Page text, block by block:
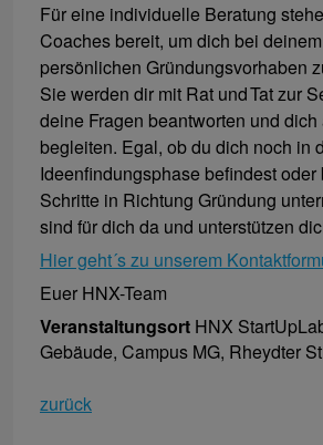
Für eine individuelle Beratung
Coaches bereit, um dich bei
persönlichen Gründungsvorhaben
Sie werden dir mit Rat und Tat zur
deine Fragen beantworten und
begleiten. Egal, ob du dich noch in
Ideenfindungsphase befindest oder
Schritte in Richtung Gründung
sind für dich da und unterstützen
Hier geht´s zu unserem
Euer HNX-Team
Veranstaltungsort HNX
Gebäude, Campus MG, Rheydter
zurück